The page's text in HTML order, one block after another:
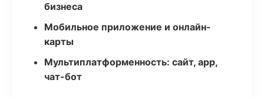
бизнеса
Мобильное приложение и онлайн-
карты
Мультиплатформенность: сайт, app,
чат-бот